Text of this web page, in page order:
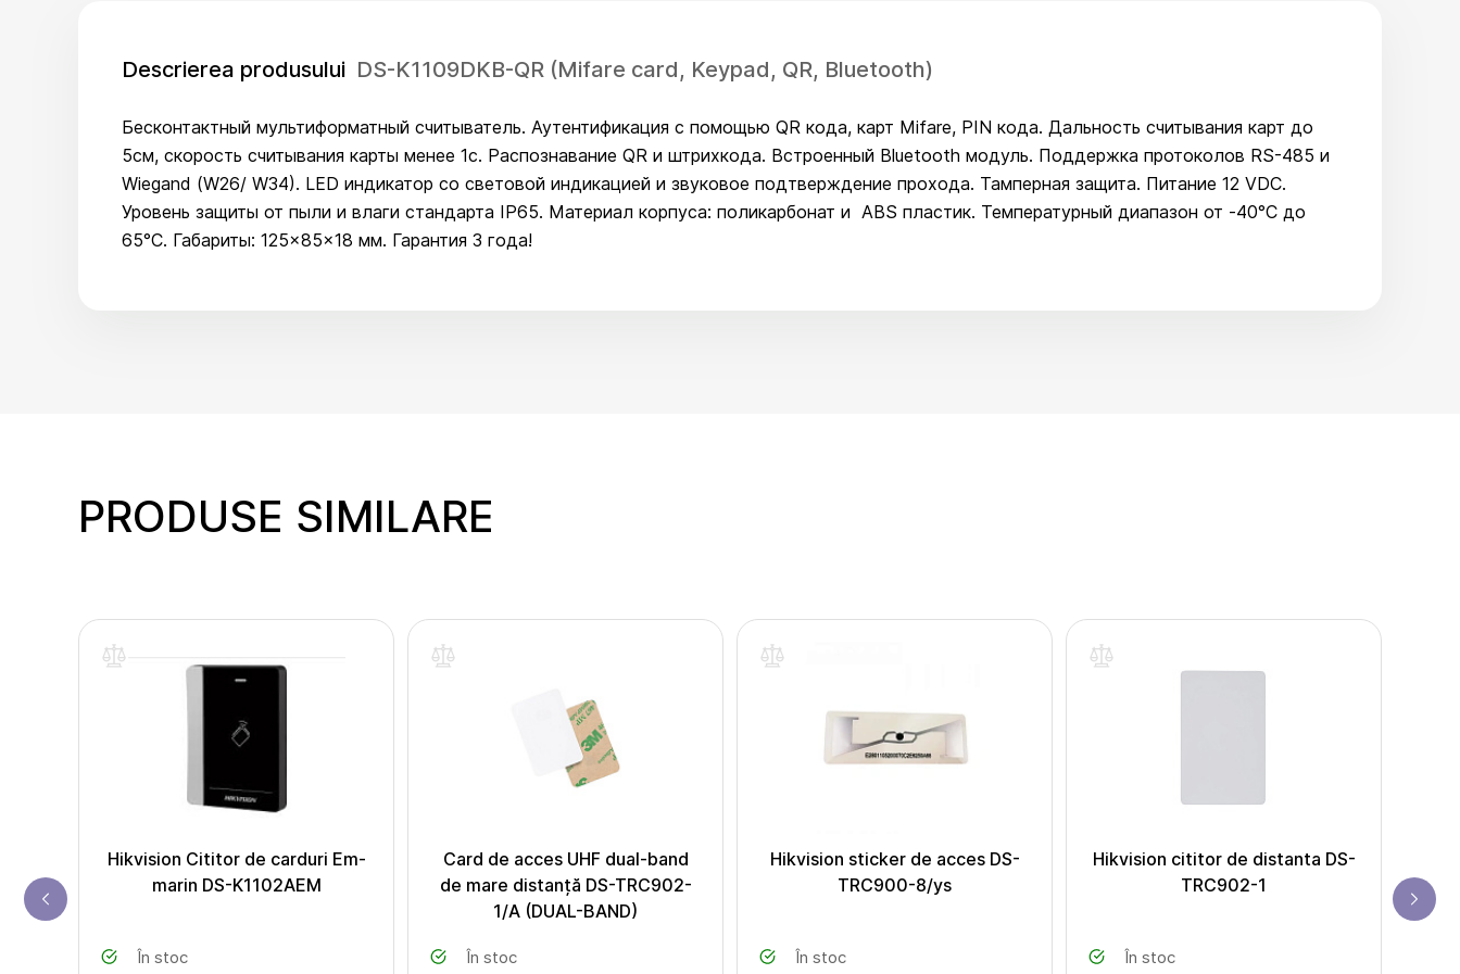
Descrierea produsului DS-K1109DKB-QR (Mifare card, Keypad, QR, Bluetooth)
Бесконтактный мультиформатный считыватель. Аутентификация с помощью QR кода, карт Mifare, PIN кода. Дальность считывания карт до
5см, скорость считывания карты менее 1с. Распознавание QR и штрихкода. Встроенный Bluetooth модуль. Поддержка протоколов RS-485 и
Wiegand (W26/ W34). LED индикатор со световой индикацией и звуковое подтверждение прохода. Тамперная защита. Питание 12 VDC.
Уровень защиты от пыли и влаги стандарта IP65. Материал корпуса: поликарбонат и ABS пластик. Температурный диапазон от -40°C до
65°C. Габариты: 125×85×18 мм. Гарантия 3 года!
PRODUSE SIMILARE
Hikvision Cititor de carduri Em-
marin DS-K1102AEM
În stoc
Card de acces UHF dual-band
de mare distanță DS-TRC902-
1/A (DUAL-BAND)
În stoc
Hikvision sticker de acces DS-
TRC900-8/ys
În stoc
Hikvision cititor de distanta DS-
TRC902-1
În stoc